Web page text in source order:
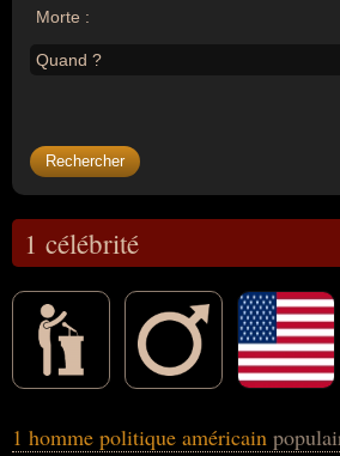
Morte :
Quand ?
1 célébrité
(de sexe masculin) peuvent avoir des liens
1 homme politique américain